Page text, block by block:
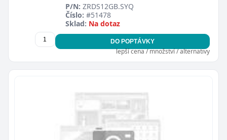
P/N: ZRDS12GB.SYQ
Číslo: #51478
Sklad: Na dotaz
DO POPTÁVKY
lepší cena / množství / alternativy